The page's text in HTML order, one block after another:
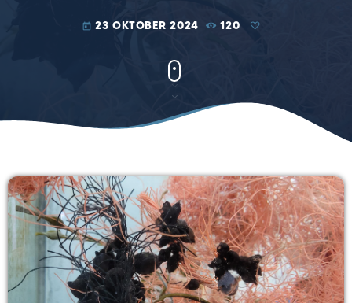
today 23 OKTOBER 2024 120